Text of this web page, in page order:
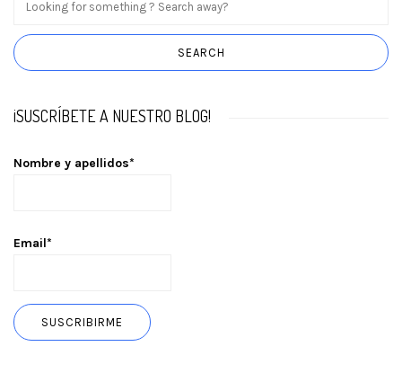
¡SUSCRÍBETE A NUESTRO BLOG!
Nombre y apellidos*
Email*